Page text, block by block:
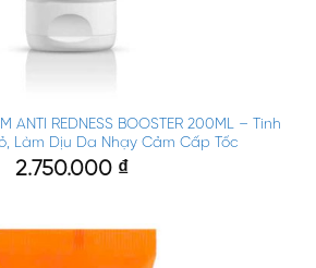
ANTI REDNESS BOOSTER 200ML – Tinh
Làm Dịu Da Nhạy Cảm Cấp Tốc
2.750.000 ₫